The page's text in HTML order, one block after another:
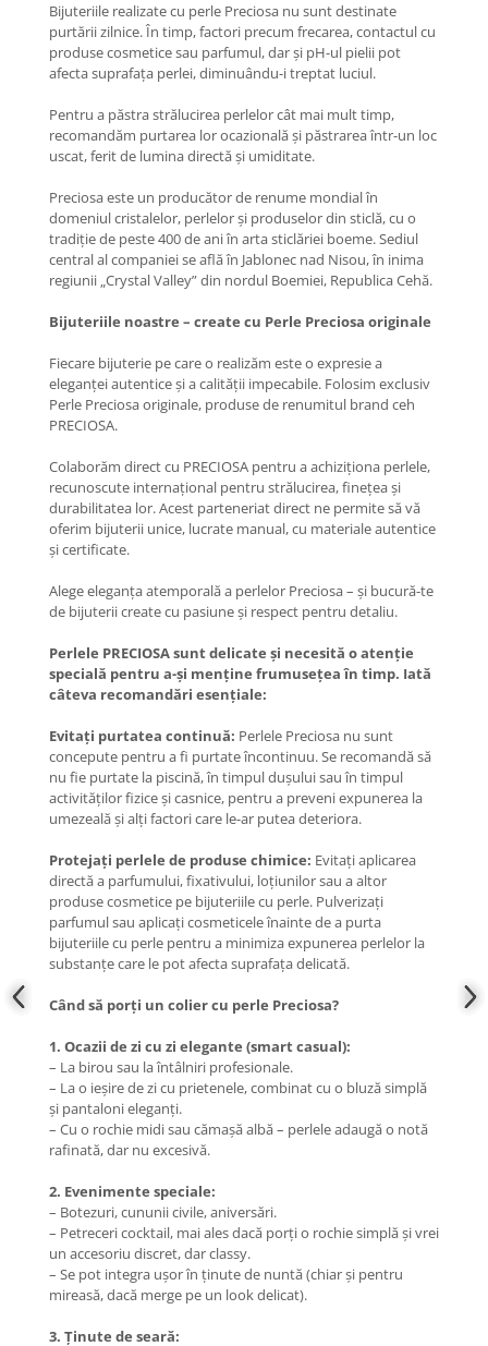
Bijuteriile realizate cu perle Preciosa nu sunt destinate
purtării zilnice. În timp, factori precum frecarea, contactul cu
produse cosmetice sau parfumul, dar și pH-ul pielii pot
afecta suprafața perlei, diminuându-i treptat luciul.
Pentru a păstra strălucirea perlelor cât mai mult timp,
recomandăm purtarea lor ocazională și păstrarea într-un loc
uscat, ferit de lumina directă și umiditate.
​Preciosa este un producător de renume mondial în
domeniul cristalelor, perlelor și produselor din sticlă, cu o
tradiție de peste 400 de ani în arta sticlăriei boeme. Sediul
central al companiei se află în Jablonec nad Nisou, în inima
regiunii „Crystal Valley” din nordul Boemiei, Republica Cehă.
Bijuteriile noastre – create cu Perle Preciosa originale
Fiecare bijuterie pe care o realizăm este o expresie a
eleganței autentice și a calității impecabile. Folosim exclusiv
Perle Preciosa originale, produse de renumitul brand ceh
PRECIOSA.
Colaborăm direct cu PRECIOSA pentru a achiziționa perlele,
recunoscute internațional pentru strălucirea, finețea și
durabilitatea lor. Acest parteneriat direct ne permite să vă
oferim bijuterii unice, lucrate manual, cu materiale autentice
și certificate.
Alege eleganța atemporală a perlelor Preciosa – și bucură-te
de bijuterii create cu pasiune și respect pentru detaliu.
Perlele PRECIOSA sunt delicate și necesită o atenție
specială pentru a-și menține frumusețea în timp. Iată
câteva recomandări esențiale:
Evitați purtatea continuă: Perlele Preciosa nu sunt
concepute pentru a fi purtate încontinuu. Se recomandă să
nu fie purtate la piscină, în timpul dușului sau în timpul
activităților fizice și casnice, pentru a preveni expunerea la
umezeală și alți factori care le-ar putea deteriora.
Protejați perlele de produse chimice: Evitați aplicarea
directă a parfumului, fixativului, loțiunilor sau a altor
produse cosmetice pe bijuteriile cu perle. Pulverizați
parfumul sau aplicați cosmeticele înainte de a purta
bijuteriile cu perle pentru a minimiza expunerea perlelor la
substanțe care le pot afecta suprafața delicată.
Când să porți un colier cu perle Preciosa?
1. Ocazii de zi cu zi elegante (smart casual):
– La birou sau la întâlniri profesionale.
– La o ieșire de zi cu prietenele, combinat cu o bluză simplă
și pantaloni eleganți.
– Cu o rochie midi sau cămașă albă – perlele adaugă o notă
rafinată, dar nu excesivă.
2. Evenimente speciale:
– Botezuri, cununii civile, aniversări.
– Petreceri cocktail, mai ales dacă porți o rochie simplă și vrei
un accesoriu discret, dar classy.
– Se pot integra ușor în ținute de nuntă (chiar și pentru
mireasă, dacă merge pe un look delicat).
3. Ținute de seară: